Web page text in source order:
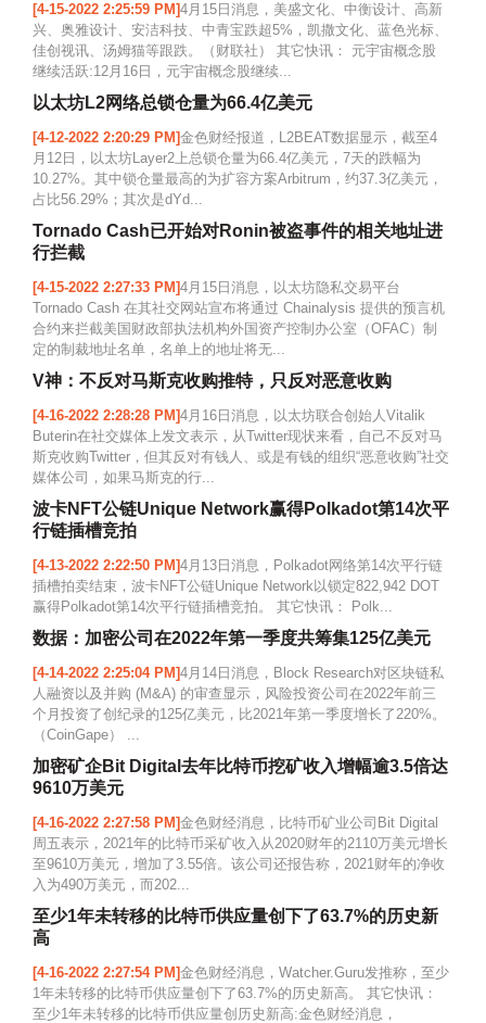
[4-15-2022 2:25:59 PM]4月15日消息，美盛文化、中衡设计、高新
兴、奥雅设计、安洁科技、中青宝跌超5%，凯撒文化、蓝色光标、
佳创视讯、汤姆猫等跟跌。（财联社） 其它快讯： 元宇宙概念股
继续活跃:12月16日，元宇宙概念股继续...
以太坊L2网络总锁仓量为66.4亿美元
[4-12-2022 2:20:29 PM]金色财经报道，L2BEAT数据显示，截至4
月12日，以太坊Layer2上总锁仓量为66.4亿美元，7天的跌幅为
10.27%。其中锁仓量最高的为扩容方案Arbitrum，约37.3亿美元，
占比56.29%；其次是dYd...
Tornado Cash已开始对Ronin被盗事件的相关地址进
行拦截
[4-15-2022 2:27:33 PM]4月15日消息，以太坊隐私交易平台
Tornado Cash 在其社交网站宣布将通过 Chainalysis 提供的预言机
合约来拦截美国财政部执法机构外国资产控制办公室（OFAC）制
定的制裁地址名单，名单上的地址将无...
V神：不反对马斯克收购推特，只反对恶意收购
[4-16-2022 2:28:28 PM]4月16日消息，以太坊联合创始人Vitalik
Buterin在社交媒体上发文表示，从Twitter现状来看，自己不反对马
斯克收购Twitter，但其反对有钱人、或是有钱的组织“恶意收购”社交
媒体公司，如果马斯克的行...
波卡NFT公链Unique Network赢得Polkadot第14次平
行链插槽竞拍
[4-13-2022 2:22:50 PM]4月13日消息，Polkadot网络第14次平行链
插槽拍卖结束，波卡NFT公链Unique Network以锁定822,942 DOT
赢得Polkadot第14次平行链插槽竞拍。 其它快讯： Polk...
数据：加密公司在2022年第一季度共筹集125亿美元
[4-14-2022 2:25:04 PM]4月14日消息，Block Research对区块链私
人融资以及并购 (M&A) 的审查显示，风险投资公司在2022年前三
个月投资了创纪录的125亿美元，比2021年第一季度增长了220%。
（CoinGape） ...
加密矿企Bit Digital去年比特币挖矿收入增幅逾3.5倍达
9610万美元
[4-16-2022 2:27:58 PM]金色财经消息，比特币矿业公司Bit Digital
周五表示，2021年的比特币采矿收入从2020财年的2110万美元增长
至9610万美元，增加了3.55倍。该公司还报告称，2021财年的净收
入为490万美元，而202...
至少1年未转移的比特币供应量创下了63.7%的历史新
高
[4-16-2022 2:27:54 PM]金色财经消息，Watcher.Guru发推称，至少
1年未转移的比特币供应量创下了63.7%的历史新高。 其它快讯：
至少1年未转移的比特币供应量创历史新高:金色财经消息，